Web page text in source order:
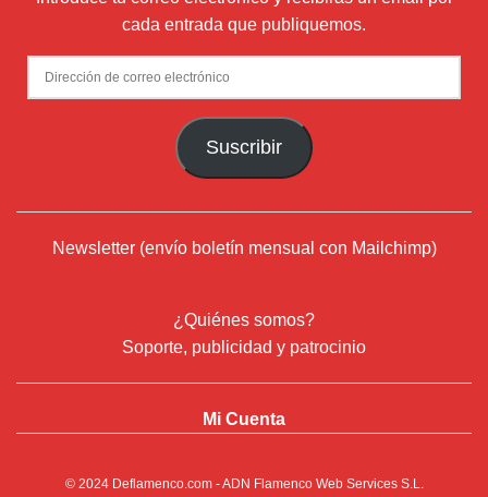
cada entrada que publiquemos.
Dirección
de
Suscribir
Newsletter (envío boletín mensual con Mailchimp)
¿Quiénes somos?
Soporte, publicidad y patrocinio
Mi Cuenta
© 2024 Deflamenco.com- ADN Flamenco Web Services S.L.